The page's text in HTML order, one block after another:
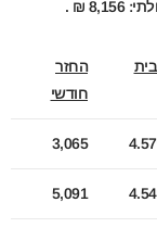
החזר
חודשי
3,065
5,091